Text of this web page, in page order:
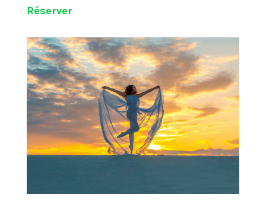
Réserver